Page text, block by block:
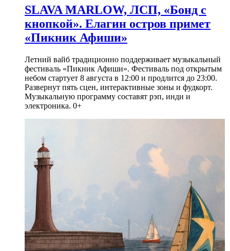
SLAVA MARLOW, ЛСП, «Бонд с
кнопкой». Елагин остров примет
«Пикник Афиши»
Летний вайб традиционно поддерживает музыкальный
фестиваль «Пикник Афиши». Фестиваль под открытым
небом стартует 8 августа в 12:00 и продлится до 23:00.
Развернут пять сцен, интерактивные зоны и фудкорт.
Музыкальную программу составят рэп, инди и
электроника. 0+